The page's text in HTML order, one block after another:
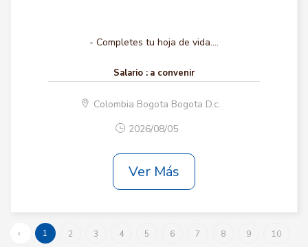
- Completes tu hoja de vida....
Salario : a convenir
Colombia Bogota Bogota D.c.
2026/08/05
Ver Más
‹ 1 2 3 4 5 6 7 8 9
10